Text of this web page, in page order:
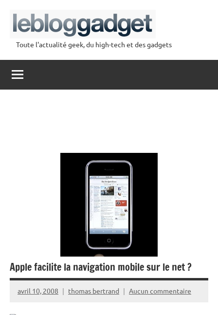
contenu
lebloggadget
Toute l'actualité geek, du high-tech et des gadgets
Apple facilite la navigation mobile sur le net ?
avril 10, 2008 thomas bertrand Aucun commentaire